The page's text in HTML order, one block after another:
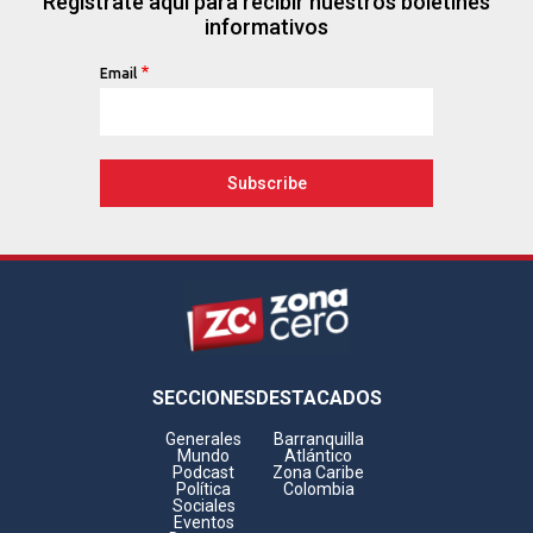
informativos
Email
SECCIONES
Generales
Mundo
Podcast
Política
Sociales
Eventos
DESTACADOS
Barranquilla
Atlántico
Zona Caribe
Colombia